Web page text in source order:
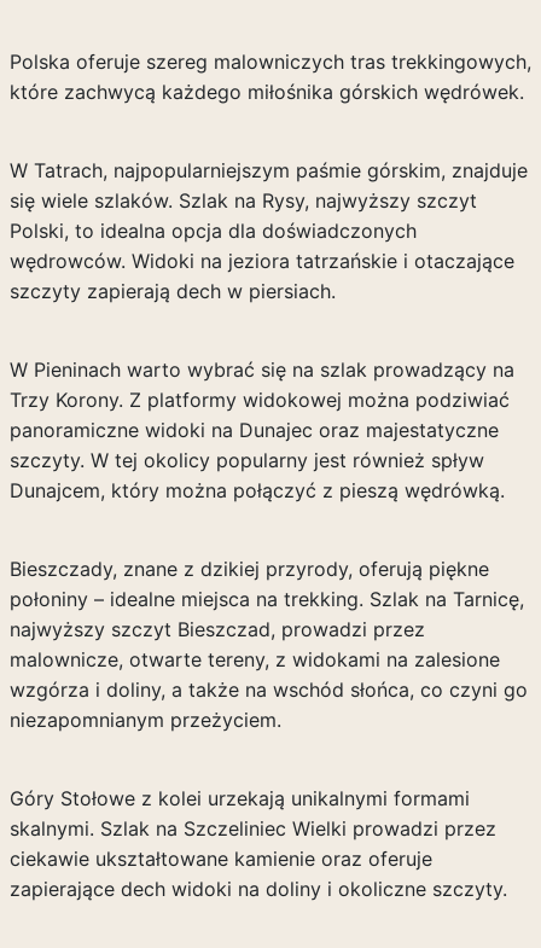
Polska oferuje szereg malowniczych tras trekkingowych,
które zachwycą każdego miłośnika górskich wędrówek.
W Tatrach, najpopularniejszym paśmie górskim, znajduje
się wiele szlaków. Szlak na Rysy, najwyższy szczyt
Polski, to idealna opcja dla doświadczonych
wędrowców. Widoki na jeziora tatrzańskie i otaczające
szczyty zapierają dech w piersiach.
W Pieninach warto wybrać się na szlak prowadzący na
Trzy Korony. Z platformy widokowej można podziwiać
panoramiczne widoki na Dunajec oraz majestatyczne
szczyty. W tej okolicy popularny jest również spływ
Dunajcem, który można połączyć z pieszą wędrówką.
Bieszczady, znane z dzikiej przyrody, oferują piękne
połoniny – idealne miejsca na trekking. Szlak na Tarnicę,
najwyższy szczyt Bieszczad, prowadzi przez
malownicze, otwarte tereny, z widokami na zalesione
wzgórza i doliny, a także na wschód słońca, co czyni go
niezapomnianym przeżyciem.
Góry Stołowe z kolei urzekają unikalnymi formami
skalnymi. Szlak na Szczeliniec Wielki prowadzi przez
ciekawie ukształtowane kamienie oraz oferuje
zapierające dech widoki na doliny i okoliczne szczyty.